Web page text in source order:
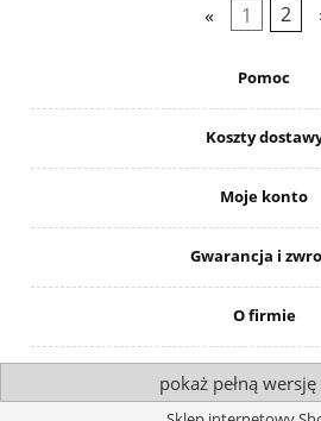
« 1 2
Pomoc
Koszty
Moje konto
Gwarancja i
O firmie
pokaż pełną